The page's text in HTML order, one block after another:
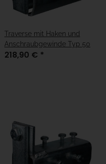
Traverse mit Haken und
Anschraubgewinde Typ 50
218,90 € *